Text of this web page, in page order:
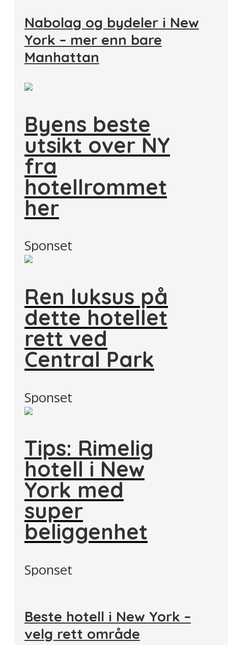
Nabolag og bydeler i New
York – mer enn bare
Manhattan
Byens beste
utsikt over NY
fra
hotellrommet
her
Sponset
Ren luksus på
dette hotellet
rett ved
Central Park
Sponset
Tips: Rimelig
hotell i New
York med
super
beliggenhet
Sponset
Beste hotell i New York –
velg rett område